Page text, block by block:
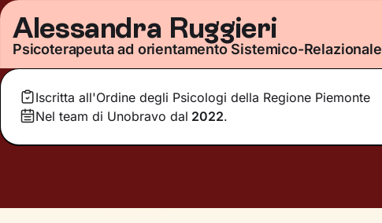
Alessandra Ruggieri
Psicoterapeuta ad orientamento Sistemico-Relazionale
Iscritta all'Ordine degli Psicologi della Regione Piemonte
Nel team di Unobravo dal 2022.